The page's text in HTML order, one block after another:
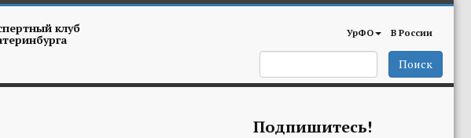
клуб УрФО В России
Поиск
Подпишитесь!